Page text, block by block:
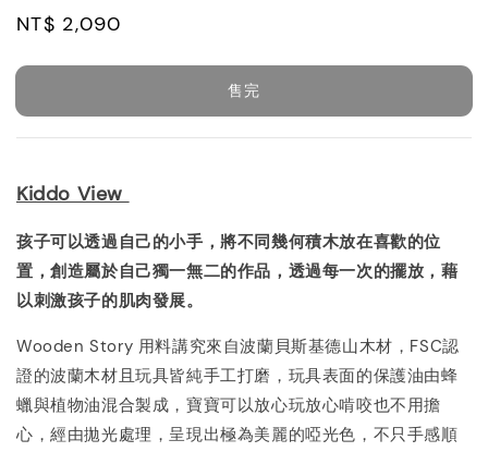
Regular
NT$ 2,090
售完
Kiddo View
孩子可以透過自己的小手，將不同幾何積木放在喜歡的位
置，創造屬於自己獨一無二的作品，透過每一次的擺放，藉
以刺激孩子的肌肉發展。
Wooden Story 用料講究來自波蘭貝斯基德山木材，FSC認
證的波蘭木材且玩具皆純手工打磨，玩具表面的保護油由蜂
蠟與植物油混合製成，寶寶可以放心玩放心啃咬也不用擔
心，經由拋光處理，呈現出極為美麗的啞光色，不只手感順